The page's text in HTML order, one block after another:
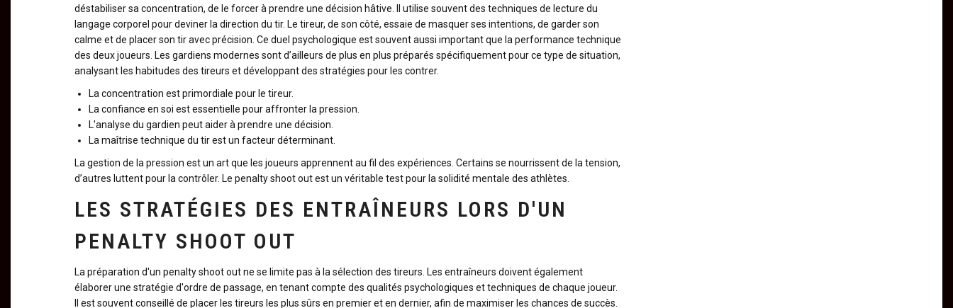
déstabiliser sa concentration, de le forcer à prendre une décision hâtive. Il utilise souvent des techniques de lecture du
langage corporel pour deviner la direction du tir. Le tireur, de son côté, essaie de masquer ses intentions, de garder son
calme et de placer son tir avec précision. Ce duel psychologique est souvent aussi important que la performance technique
des deux joueurs. Les gardiens modernes sont d’ailleurs de plus en plus préparés spécifiquement pour ce type de situation,
analysant les habitudes des tireurs et développant des stratégies pour les contrer.
La concentration est primordiale pour le tireur.
La confiance en soi est essentielle pour affronter la pression.
L'analyse du gardien peut aider à prendre une décision.
La maîtrise technique du tir est un facteur déterminant.
La gestion de la pression est un art que les joueurs apprennent au fil des expériences. Certains se nourrissent de la tension,
d’autres luttent pour la contrôler. Le penalty shoot out est un véritable test pour la solidité mentale des athlètes.
LES STRATÉGIES DES ENTRAÎNEURS LORS D'UN
PENALTY SHOOT OUT
La préparation d'un penalty shoot out ne se limite pas à la sélection des tireurs. Les entraîneurs doivent également
élaborer une stratégie d'ordre de passage, en tenant compte des qualités psychologiques et techniques de chaque joueur.
Il est souvent conseillé de placer les tireurs les plus sûrs en premier et en dernier, afin de maximiser les chances de succès.